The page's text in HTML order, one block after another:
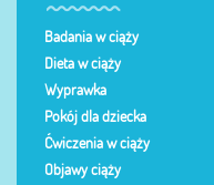
Badania w ciąży
Dieta w ciąży
Wyprawka
Pokój dla dziecka
Ćwiczenia w ciąży
Objawy ciąży